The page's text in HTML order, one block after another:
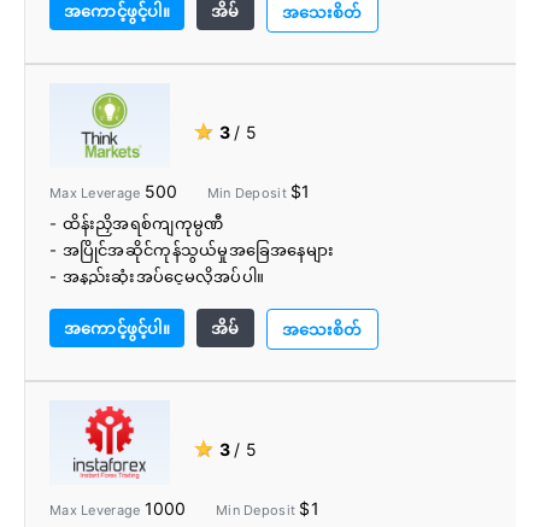
- အကောင့်အမျိုးအစားများစွာ
- ဖောက်သည် ပံ့ပိုးကူညီရေးအဖွဲ့သည် ဘာသာစကား 12 မျိုး
ပြောဆိုသည်။
အကောင့်ဖွင့်ပါ။ အိမ် အသေးစိတ်
★ 3 / 5
Max Leverage 500 Min Deposit $1
- ထိန်းညှိအရစ်ကျကုမ္ပဏီ
- အပြိုင်အဆိုင်ကုန်သွယ်မှုအခြေအနေများ
- အနည်းဆုံးအပ်ငွေမလိုအပ်ပါ။
- ပြောင်းလွယ်ပြင်လွယ် ကုန်သွယ်မှုပလက်ဖောင်းများ
- ကုန်သွယ်ရေးဗဟိုနှင့် Autochartist
- VPS ဝန်ဆောင်မှု
- ပညာရေးဆိုင်ရာပစ္စည်းများ
အကောင့်ဖွင့်ပါ။ အိမ် အသေးစိတ်
★ 3 / 5
Max Leverage 1000 Min Deposit $1